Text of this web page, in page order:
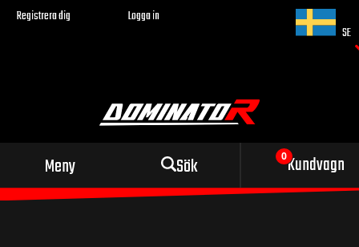
Registrera dig
Logga in
SE
Meny Sök Kundvagn
Sportigt avgassystem
för din motorcykel